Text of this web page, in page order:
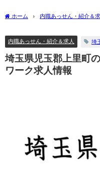
ホーム 内職あっせん・紹介＆求
内職あっせん・紹介＆求人 埼
埼玉県児玉郡上里町
ワーク求人情報